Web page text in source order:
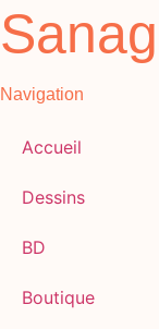
Navigation
Accueil
Dessins
BD
Boutique